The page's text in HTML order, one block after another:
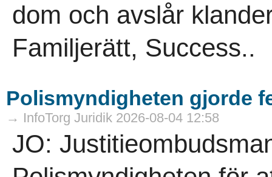
dom och avslår
Familjerätt, Success..
Polismyndigheten gjorde
→ InfoTorg Juridik 2026-08-04 12:58
JO: